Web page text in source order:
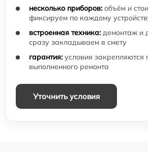
несколько приборов: объём и
фиксируем по каждому
встроенная техника: демонтаж и
сразу закладываем в смету
гарантия: условия закрепляются
выполненного ремонта
Уточнить условия